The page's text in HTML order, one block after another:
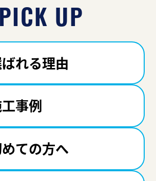
PICK UP
れる理由
事例
ての方へ